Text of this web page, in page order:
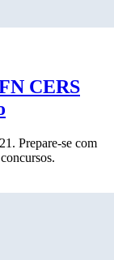
CERS
Prepare-se com